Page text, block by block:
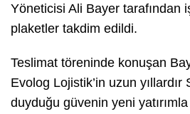
Yöneticisi Ali Bayer tarafından
plaketler takdim edildi.
Teslimat töreninde konuşan
Evolog Lojistik’in uzun yıllardır
duyduğu güvenin yeni